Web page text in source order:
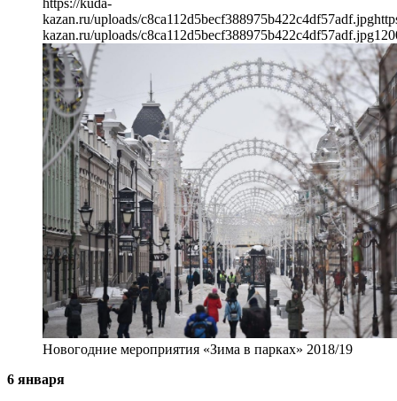
https://kuda-
kazan.ru/uploads/c8ca112d5becf388975b422c4df57adf.jpg
kazan.ru/uploads/c8ca112d5becf388975b422c4df57adf.jpg
Новогодние мероприятия «Зима в парках» 2018/19
6 января